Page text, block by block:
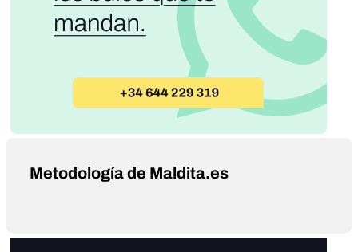
Metodología de Maldita.es